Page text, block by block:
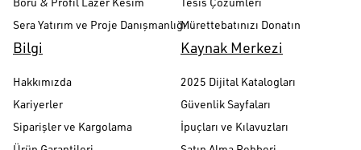
Sera Yatırım ve Proje DanışmanlığıMürettebatınızı Donatın
Bilgi
Hakkımızda
Kariyerler
Siparişler ve Kargolama
Kaynak Merkezi
2025 Dijital Katalogları
Güvenlik Sayfaları
İpuçları ve Kılavuzları